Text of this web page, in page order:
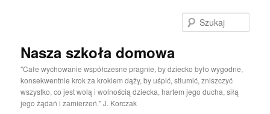
Nasza szkoła domowa
"Całe wychowanie współczesne pragnie, by dziecko było wygodne,
konsekwentnie krok za krokiem dąży, by uśpić, stłumić, zniszczyć
wszystko, co jest wolą i wolnością dziecka, hartem jego ducha, siłą
jego żądań i zamierzeń." J. Korczak